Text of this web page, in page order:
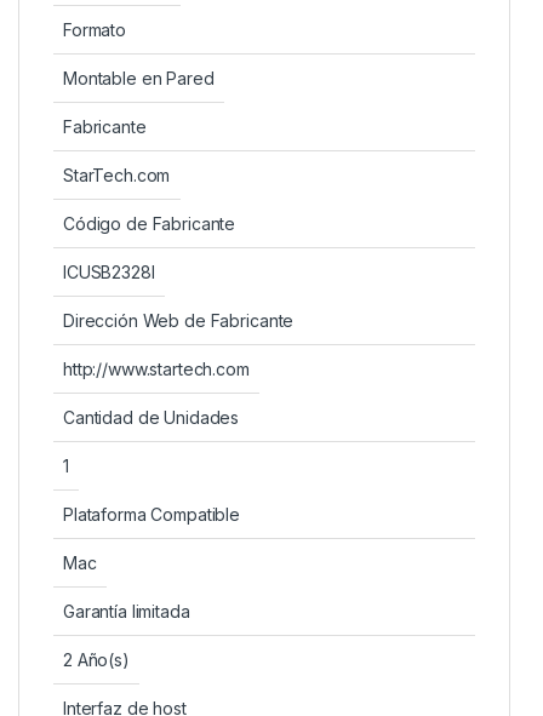
Formato
Montable en Pared
Fabricante
StarTech.com
Código de Fabricante
ICUSB2328I
Dirección Web de Fabricante
http://www.startech.com
Cantidad de Unidades
1
Plataforma Compatible
Mac
Garantía limitada
2 Año(s)
Interfaz de host